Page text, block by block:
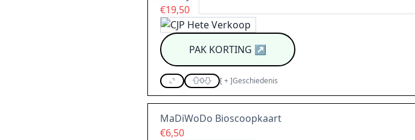
€19,50
PAK KORTING ↗
0 [+]Geschiedenis
MaDiWoDo Bioscoopkaart
€6,50